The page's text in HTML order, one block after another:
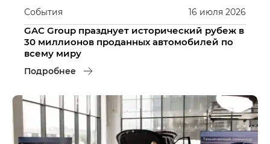
16 июля 2026
События
GAC Group празднует исторический рубеж в
30 миллионов проданных автомобилей по
всему миру
Подробнее